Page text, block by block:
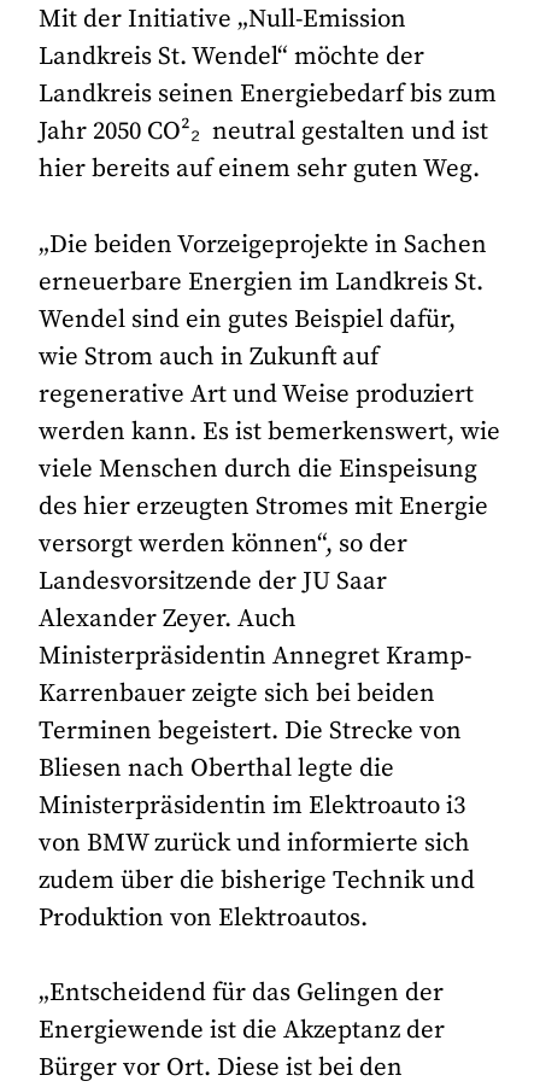
Mit der Initiative „Null-Emission
Landkreis St. Wendel“ möchte der
Landkreis seinen Energiebedarf bis zum
Jahr 2050 CO²₂ neutral gestalten und ist
hier bereits auf einem sehr guten Weg.
„Die beiden Vorzeigeprojekte in Sachen
erneuerbare Energien im Landkreis St.
Wendel sind ein gutes Beispiel dafür,
wie Strom auch in Zukunft auf
regenerative Art und Weise produziert
werden kann. Es ist bemerkenswert, wie
viele Menschen durch die Einspeisung
des hier erzeugten Stromes mit Energie
versorgt werden können“, so der
Landesvorsitzende der JU Saar
Alexander Zeyer. Auch
Ministerpräsidentin Annegret Kramp-
Karrenbauer zeigte sich bei beiden
Terminen begeistert. Die Strecke von
Bliesen nach Oberthal legte die
Ministerpräsidentin im Elektroauto i3
von BMW zurück und informierte sich
zudem über die bisherige Technik und
Produktion von Elektroautos.
„Entscheidend für das Gelingen der
Energiewende ist die Akzeptanz der
Bürger vor Ort. Diese ist bei den